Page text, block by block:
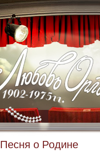
Песня о Родине